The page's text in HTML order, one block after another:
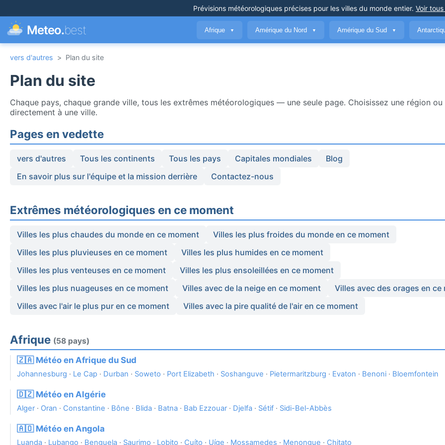
Prévisions météorologiques précises pour les villes du monde entier. Voir
Meteo.best Afrique ▼ Amérique du Nord ▼ Amérique du Sud ▼
vers d'autres > Plan du site
Plan du site
Chaque pays, chaque grande ville, tous les extrêmes météorologiques — une seule page. Choisissez une région ou
directement à une ville.
Pages en vedette
vers d'autres Tous les continents Tous les pays Capitales mondiales
Blog
En savoir plus sur l'équipe et la mission derrière
Contactez-nous
Extrêmes météorologiques en ce moment
Villes les plus chaudes du monde en ce moment
Villes les plus froides du monde en ce moment
Villes les plus pluvieuses en ce moment
Villes les plus humides en ce moment
Villes les plus venteuses en ce moment
Villes les plus ensoleillées en ce moment
Villes les plus nuageuses en ce moment
Villes avec de la neige en ce moment
Villes avec des orages en ce
Villes avec l'air le plus pur en ce moment
Villes avec la pire qualité de l'air en ce moment
Afrique (58 pays)
🇿🇦 Météo en Afrique du Sud
Johannesburg · Le Cap · Durban · Soweto · Port Elizabeth · Soshanguve · Pietermaritzburg · Evaton · Benoni · Bloemfontein
🇩🇿 Météo en Algérie
Alger· Oran · Constantine · Bône · Blida · Batna · Bab Ezzouar· Djelfa · Sétif · Sidi-Bel-Abbès
🇦🇴 Météo en Angola
Luanda · Lubango · Benguela · Saurimo · Lobito · Cuíto · Uíge · Mossamedes · Menongue · Chitato